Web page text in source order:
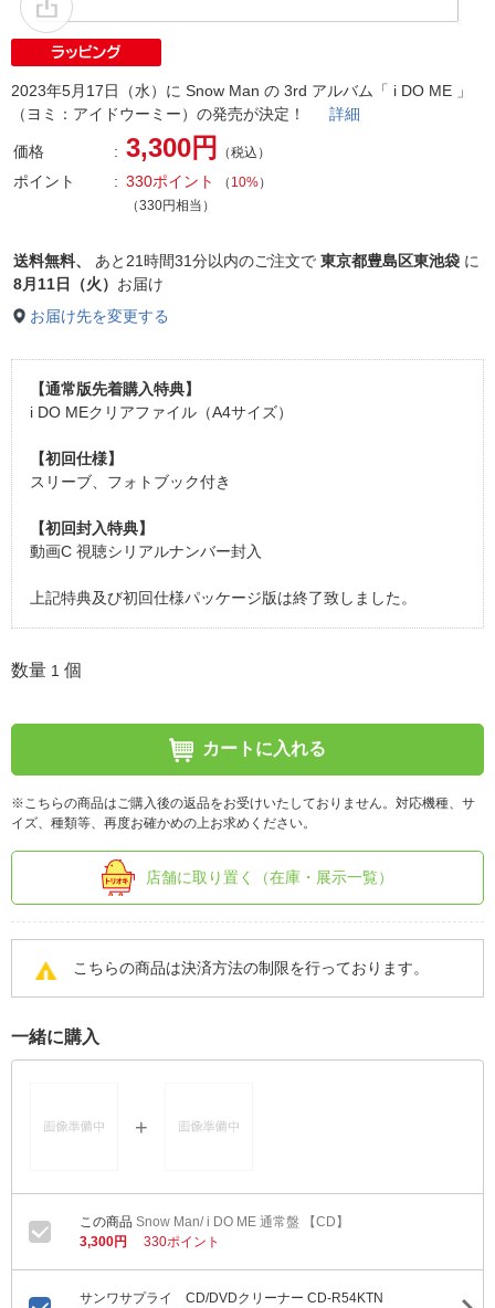
2023年5月17日（水）に Snow Man の 3rd アルバム「 i DO ME 」
（ヨミ：アイドウーミー）の発売が決定！ 詳細
価格 3,300円 （税込）
ポイント 330ポイント （ 10%）
（330円相当）
送料無料、 あと 21時間31分以内のご注文で 東京都豊島区東池袋 に
8月11日（火） お届け
お届け先を変更する
【通常版先着購入特典】
i DO MEクリアファイル（A4サイズ）
【初回仕様】
スリーブ、フォトブック付き
【初回封入特典】
動画C 視聴シリアルナンバー封入
上記特典及び初回仕様パッケージ版は終了致しました。
数量 1 個
カートに入れる
※こちらの商品はご購入後の返品をお受けいたしておりません。対応機種、サ
イズ、種類等、再度お確かめの上お求めください。
店舗に取り置く（在庫・展示一覧）
こちらの商品は決済方法の制限を行っております。
一緒に購入
Snow Man/ i DO ME 通常盤 【CD】
3,300円
330ポイント
サンワサプライ CD/DVDクリーナー CD-R54KTN